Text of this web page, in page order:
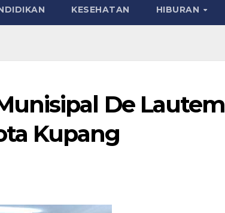
KESEHATAN HIBURAN
De Lautem
Kupang